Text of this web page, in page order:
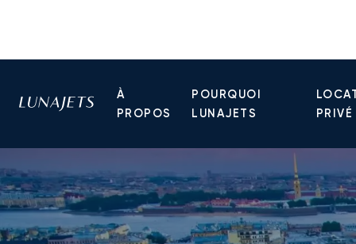
À
PROPOS
POURQUOI
LUNAJETS
PRIVÉ